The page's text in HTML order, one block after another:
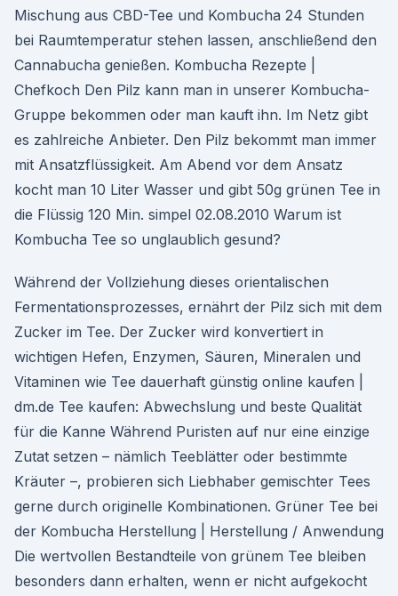
Mischung aus CBD-Tee und Kombucha 24 Stunden
bei Raumtemperatur stehen lassen, anschließend den
Cannabucha genießen. Kombucha Rezepte |
Chefkoch Den Pilz kann man in unserer Kombucha-
Gruppe bekommen oder man kauft ihn. Im Netz gibt
es zahlreiche Anbieter. Den Pilz bekommt man immer
mit Ansatzflüssigkeit. Am Abend vor dem Ansatz
kocht man 10 Liter Wasser und gibt 50g grünen Tee in
die Flüssig 120 Min. simpel 02.08.2010 Warum ist
Kombucha Tee so unglaublich gesund?
Während der Vollziehung dieses orientalischen
Fermentationsprozesses, ernährt der Pilz sich mit dem
Zucker im Tee. Der Zucker wird konvertiert in
wichtigen Hefen, Enzymen, Säuren, Mineralen und
Vitaminen wie Tee dauerhaft günstig online kaufen |
dm.de Tee kaufen: Abwechslung und beste Qualität
für die Kanne Während Puristen auf nur eine einzige
Zutat setzen – nämlich Teeblätter oder bestimmte
Kräuter –, probieren sich Liebhaber gemischter Tees
gerne durch originelle Kombinationen. Grüner Tee bei
der Kombucha Herstellung | Herstellung / Anwendung
Die wertvollen Bestandteile von grünem Tee bleiben
besonders dann erhalten, wenn er nicht aufgekocht